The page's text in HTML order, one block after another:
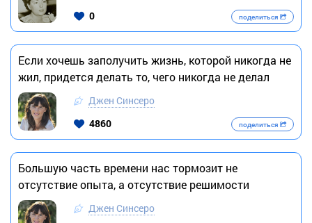
0
поделиться
Если хочешь заполучить жизнь, которой никогда не
жил, придется делать то, чего никогда не делал
Джен Синсеро
4860
поделиться
Большую часть времени нас тормозит не
отсутствие опыта, а отсутствие решимости
Джен Синсеро